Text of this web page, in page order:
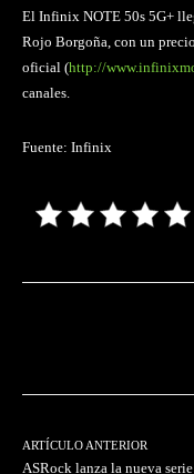
El Infinix NOTE 50s 5G+
Rojo Borgoña, con un
oficial (http://
canales.
Fuente: Infinix
ARTÍCULO ANTERIOR
ASRock lanza la nueva